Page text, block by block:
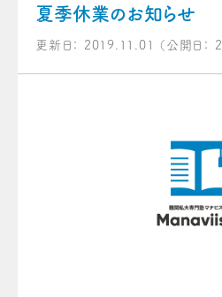
夏季休業のお知らせ
更新日： 2019.11.01 （公開日：